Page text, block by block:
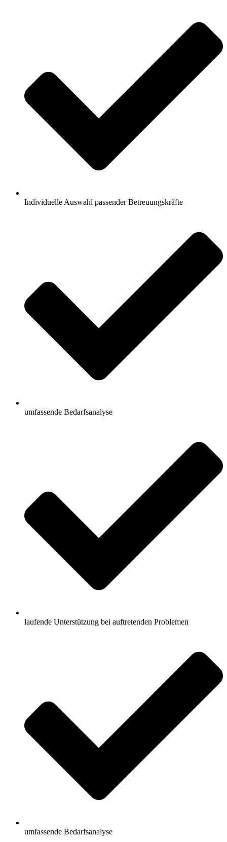
Individuelle Auswahl passender Betreuungskräfte
umfassende Bedarfsanalyse
laufende Unterstützung bei auftretenden Problemen
umfassende Bedarfsanalyse